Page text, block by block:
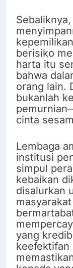
berisiko
harta itu
bahwa
orang lain.
bukanlah
cinta
Lembaga
institusi
simpul
kebaikan
disalurkan
yang
keefektifan